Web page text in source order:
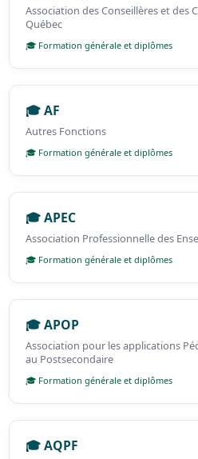
Association des Conseillères et des
Québec
🎓 Formation générale et diplômes
🎓 AF
Autres Fonctions
🎓 Formation générale et diplômes
🎓 APEC
Association Professionnelle des
🎓 Formation générale et diplômes
🎓 APOP
Association pour les applications
au Postsecondaire
🎓 Formation générale et diplômes
🎓 AQPF